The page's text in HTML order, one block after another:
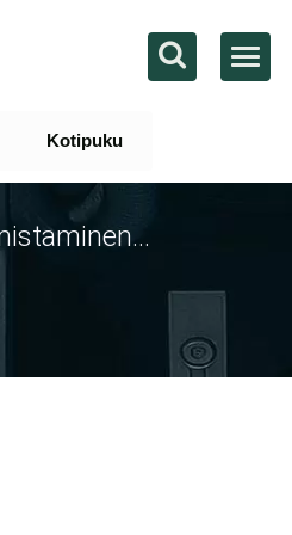
Kotipuku